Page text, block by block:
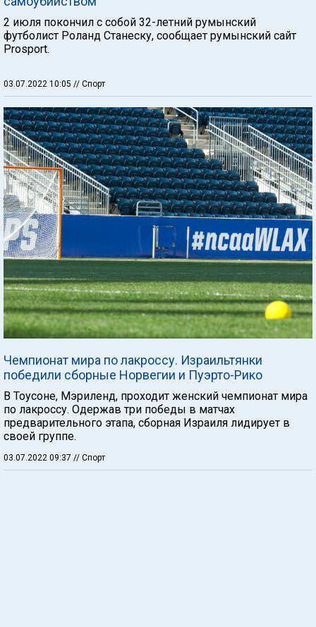
2 июля покончил с собой 32-летний румынский
футболист Роланд Станеску, сообщает румынский сайт
Prosport.
03.07.2022 10:05 // Спорт
Чемпионат мира по лакроссу. Израильтянки
победили сборные Норвегии и Пуэрто-Рико
В Тоусоне, Мэриленд, проходит женский чемпионат мира
по лакроссу. Одержав три победы в матчах
предварительного этапа, сборная Израиля лидирует в
своей группе.
03.07.2022 09:37 // Спорт